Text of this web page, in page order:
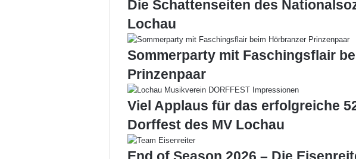
Die Schattenseiten des
Lochau
Sommerparty mit Faschingsflair
Prinzenpaar
Viel Applaus für das erfolgreiche
Dorffest des MV Lochau